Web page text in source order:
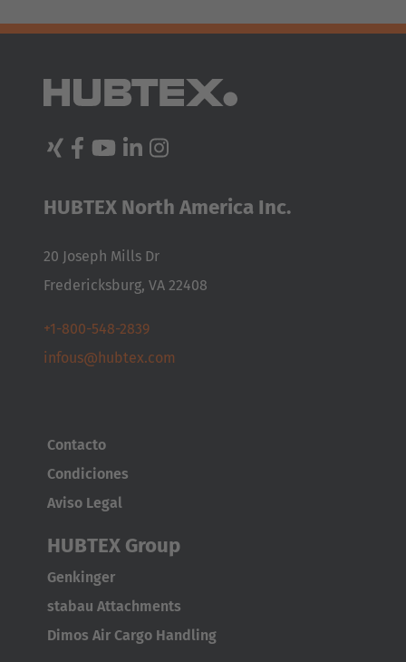
AMERICA
Brasil
Português
United States
English
Australia
English
Japanese
Türkiye
Türkçe
HUBTEX North America Inc.
20 Joseph Mills Dr
Fredericksburg, VA 22408
+1-800-548-2839
infous@hubtex.com
Contacto
Condiciones
Aviso Legal
HUBTEX Group
Genkinger
stabau Attachments
Dimos Air Cargo Handling